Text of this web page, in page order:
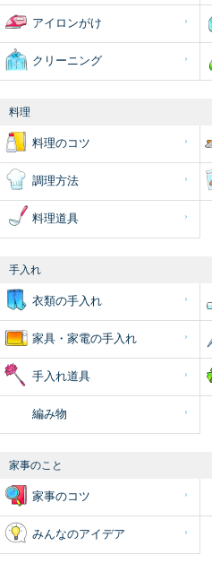
アイロンがけ
クリーニング
料理
料理のコツ
調理方法
料理道具
手入れ
衣類の手入れ
家具・家電の手入れ
手入れ道具
編み物
家事のこと
家事のコツ
みんなのアイデア